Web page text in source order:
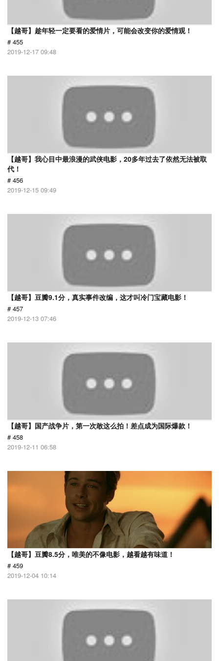
【越哥】趁年轻一定要看的爱情片，可能会改变你的爱情观！
# 455
2019-12-17 09:48
【越哥】我心目中最浪漫的武侠电影，20多年过去了依然无法被取
代！
# 456
2019-12-15 09:49
【越哥】豆瓣9.1分，真实事件改编，这才叫冷门宝藏电影！
# 457
2019-12-13 07:46
【越哥】国产战争片，第一次敢这么拍！差点成为国际爆款！
# 458
2019-12-11 06:58
【越哥】豆瓣8.5分，唯美的不像电影，越看越有味道！
# 459
2019-12-04 10:14